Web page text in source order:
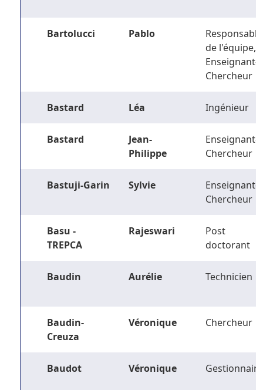
Bartolucci Pablo
Responsable
de l'équipe,
Enseignant-
Chercheur
Bastard Léa Ingénieur
Bastard
Jean-
Philippe
Enseignant-
Chercheur
Bastuji-Garin Sylvie
Enseignant-
Chercheur
Basu -
TREPCA
Rajeswari
Post
doctorant
Baudin Aurélie Technicien
Baudin-
Creuza
Véronique Chercheur
Baudot Véronique Gestionnaire